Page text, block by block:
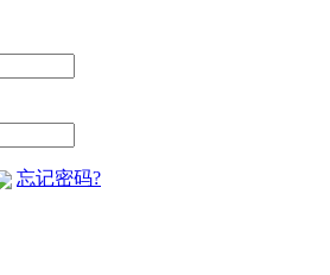
忘记密码?